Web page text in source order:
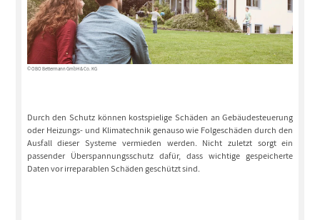
© OBO Bettermann GmbH & Co. KG
Durch den Schutz können kostspielige Schäden an Gebäudesteuerung
oder Heizungs- und Klimatechnik genauso wie Folgeschäden durch den
Ausfall dieser Systeme vermieden werden. Nicht zuletzt sorgt ein
passender Überspannungsschutz dafür, dass wichtige gespeicherte
Daten vor irreparablen Schäden geschützt sind.